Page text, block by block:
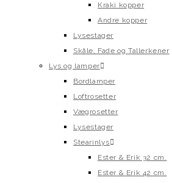
Kraki kopper
Andre kopper
Lysestager
Skåle, Fade og Tallerkener
Lys og lamper
Bordlamper
Loftrosetter
Vægrosetter
Lysestager
Stearinlys
Ester & Erik 32 cm.
Ester & Erik 42 cm.